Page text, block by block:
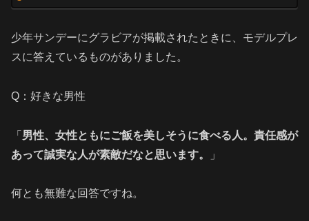
少年サンデーにグラビアが掲載されたときに、モデルプレ
スに答えているものがありました。
Q：好きな男性
「 男性、女性ともにご飯を美しそうに食べる人。責任感が
あって誠実な人が素敵だなと思います。
」
何とも無難な回答ですね。